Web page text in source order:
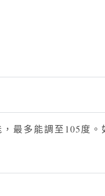
最多能調至105度